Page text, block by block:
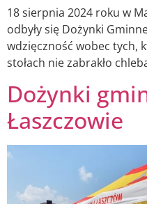
18 sierpnia 2024 roku w
odbyły się Dożynki
wdzięczność wobec tych,
stołach nie zabrakło
Dożynki
Łaszczowie